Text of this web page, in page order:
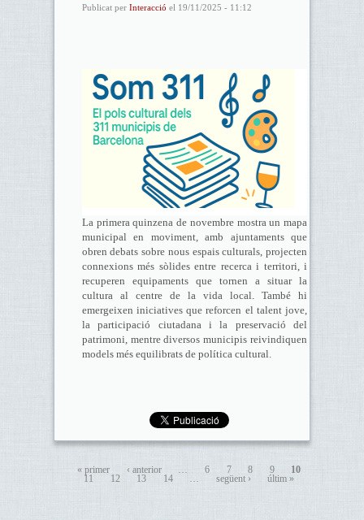
Publicat per Interacció el 19/11/2025 - 11:12
La primera quinzena de novembre mostra un mapa
municipal en moviment, amb ajuntaments que
obren debats sobre nous espais culturals, projecten
connexions més sòlides entre recerca i territori, i
recuperen equipaments que tornen a situar la
cultura al centre de la vida local. També hi
emergeixen iniciatives que reforcen el talent jove,
la participació ciutadana i la preservació del
patrimoni, mentre diversos municipis reivindiquen
models més equilibrats de política cultural.
« primer ‹ anterior … 6 7 8 9
10
11
12 13 14 … següent › últim »